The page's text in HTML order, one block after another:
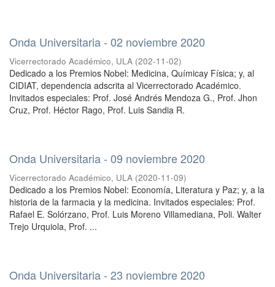
Onda Universitaria - 02 noviembre 2020
Vicerrectorado Académico, ULA (202-11-02)
Dedicado a los Premios Nobel: Medicina, Químicay Física; y, al
CIDIAT, dependencia adscrita al Vicerrectorado Académico.
Invitados especiales: Prof. José Andrés Mendoza G., Prof. Jhon
Cruz, Prof. Héctor Rago, Prof. Luis Sandia R.
Onda Universitaria - 09 noviembre 2020
Vicerrectorado Académico, ULA (2020-11-09)
Dedicado a los Premios Nobel: Economía, Literatura y Paz; y, a la
historia de la farmacia y la medicina. Invitados especiales: Prof.
Rafael E. Solórzano, Prof. Luis Moreno Villamediana, Poli. Walter
Trejo Urquiola, Prof. ...
Onda Universitaria - 23 noviembre 2020